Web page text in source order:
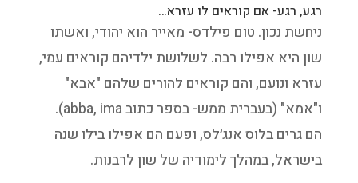
רגע, רגע- אם קוראים לו עזרא…
ניחשת נכון. טום פילדס- מאייר הוא יהודי, ואשתו
שון היא אפילו רבה. לשלושת ילדיהם קוראים עמי,
עזרא ונועם, והם קוראים להורים שלהם "אבא"
ו"אמא" (בעברית ממש- בספר כתוב abba, ima).
הם גרים בלוס אנג׳לס, ופעם הם אפילו בילו שנה
בישראל, במהלך לימודיה של שון לרבנות.